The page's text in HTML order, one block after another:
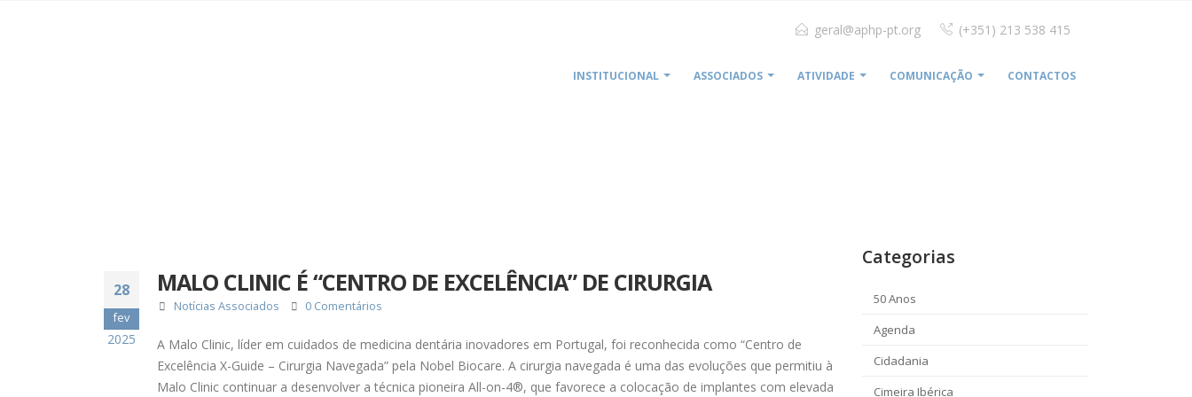
geral@aphp-pt.org (+351) 213 538 415
INSTITUCIONAL ASSOCIADOS ATIVIDADE COMUNICAÇÃO CONTACTOS
28
fev
2025
MALO CLINIC É “CENTRO DE EXCELÊNCIA” DE CIRURGIA
Notícias Associados 0 Comentários
A Malo Clinic, líder em cuidados de medicina dentária inovadores em Portugal, foi reconhecida como “Centro de
Excelência X-Guide – Cirurgia Navegada” pela Nobel Biocare. A cirurgia navegada é uma das evoluções que permitiu à
Malo Clinic continuar a desenvolver a técnica pioneira All-on-4®, que favorece a colocação de implantes com elevada
Categorias
50 Anos
Agenda
Cidadania
Cimeira Ibérica